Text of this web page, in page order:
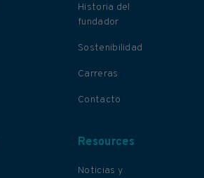
Historia del
fundador
Sostenibilidad
Carreras
Contacto
Resources
Noticias y